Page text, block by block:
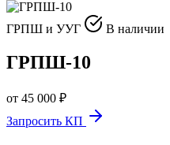
ГРПШ и УУГ В наличии
ГРПШ-10
от 45 000 ₽
Запросить КП